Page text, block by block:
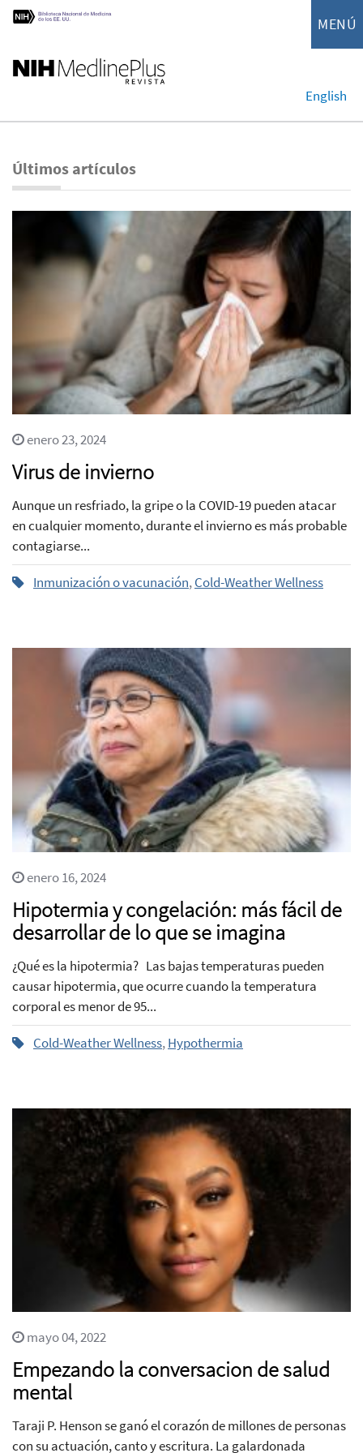
MENÚ
English
Últimos artículos
enero 23, 2024
Virus de invierno
Aunque un resfriado, la gripe o la COVID-19 pueden atacar
en cualquier momento, durante el invierno es más probable
contagiarse...
Inmunización o vacunación,Cold-Weather Wellness
enero 16, 2024
Hipotermia y congelación: más fácil de
desarrollar de lo que se imagina
¿Qué es la hipotermia? Las bajas temperaturas pueden
causar hipotermia, que ocurre cuando la temperatura
corporal es menor de 95...
Cold-Weather Wellness,Hypothermia
mayo 04, 2022
Empezando la conversacion de salud
mental
Taraji P. Henson se ganó el corazón de millones de personas
con su actuación, canto y escritura. La galardonada